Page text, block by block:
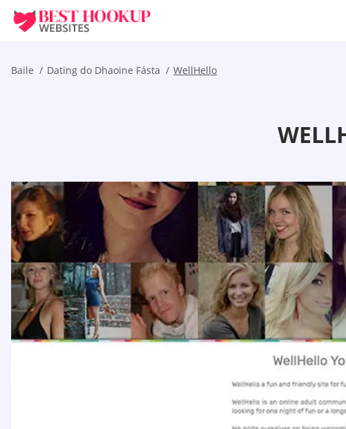
Baile Dating do Dhaoine Fásta WellHello